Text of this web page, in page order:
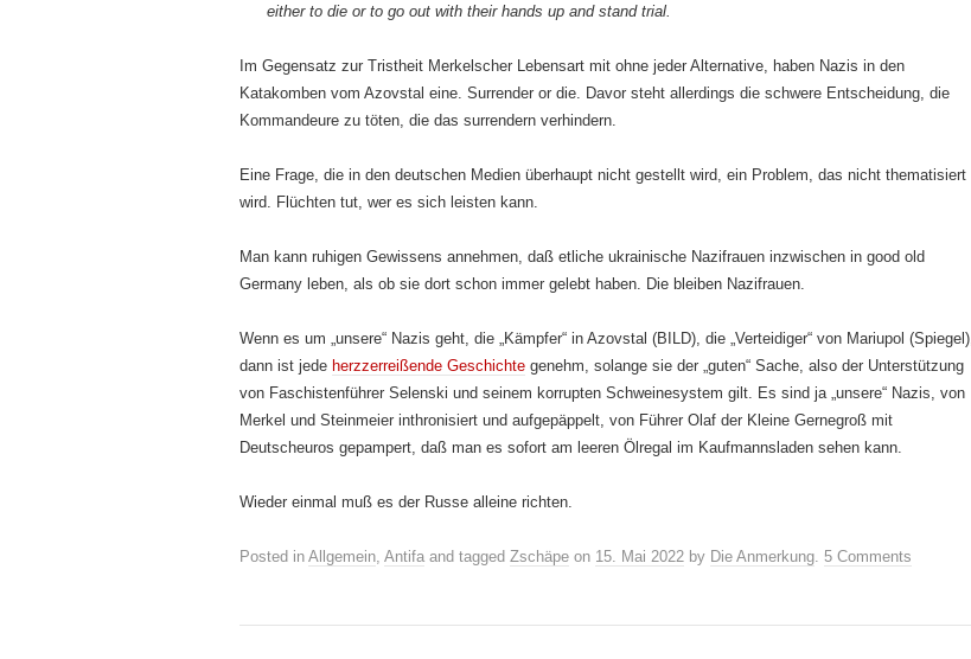
either to die or to go out with their hands up and stand trial.
Im Gegensatz zur Tristheit Merkelscher Lebensart mit ohne jeder Alternative, haben Nazis in den
Katakomben vom Azovstal eine. Surrender or die. Davor steht allerdings die schwere Entscheidung, die
Kommandeure zu töten, die das surrendern verhindern.
Eine Frage, die in den deutschen Medien überhaupt nicht gestellt wird, ein Problem, das nicht thematisiert
wird. Flüchten tut, wer es sich leisten kann.
Man kann ruhigen Gewissens annehmen, daß etliche ukrainische Nazifrauen inzwischen in good old
Germany leben, als ob sie dort schon immer gelebt haben. Die bleiben Nazifrauen.
Wenn es um „unsere“ Nazis geht, die „Kämpfer“ in Azovstal (BILD), die „Verteidiger“ von Mariupol (Spiegel),
dann ist jede herzzerreißende Geschichte genehm, solange sie der „guten“ Sache, also der Unterstützung
von Faschistenführer Selenski und seinem korrupten Schweinesystem gilt. Es sind ja „unsere“ Nazis, von
Merkel und Steinmeier inthronisiert und aufgepäppelt, von Führer Olaf der Kleine Gernegroß mit
Deutscheuros gepampert, daß man es sofort am leeren Ölregal im Kaufmannsladen sehen kann.
Wieder einmal muß es der Russe alleine richten.
Posted in Allgemein Antifa and tagged Zschäpe on 15. Mai 2022 by Die Anmerkung 5 Comments